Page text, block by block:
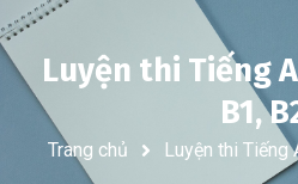
Luyện thi Tiếng
B1,
Trang chủ Luyện thi Tiếng